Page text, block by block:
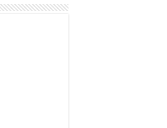
“Урт цагаан”-ыг
цагаа
жуулчид зорьж
автобус /BRT/
хорооны
боллоо
21 / 16 цаг 43 минут